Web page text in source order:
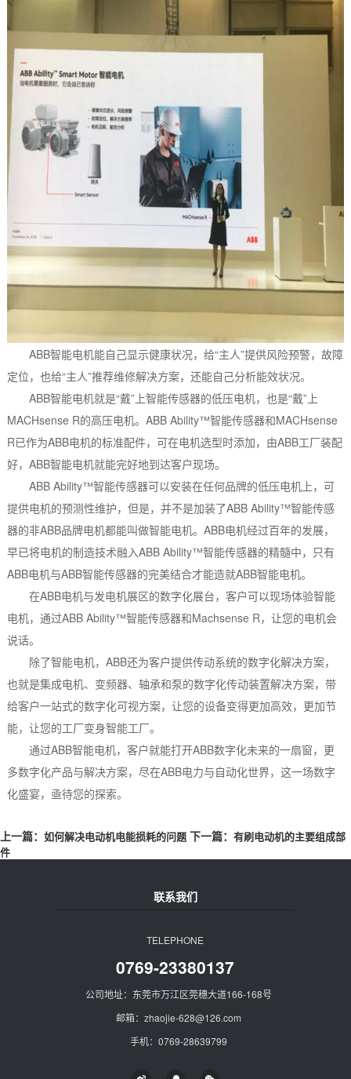
ABB智能电机能自己显示健康状况，给“主人”提供风险预警，故障
定位，也给“主人”推荐维修解决方案，还能自己分析能效状况。
ABB智能电机就是“戴”上智能传感器的低压电机，也是“戴”上
MACHsense R的高压电机。ABB Ability™智能传感器和MACHsense
R已作为ABB电机的标准配件，可在电机选型时添加，由ABB工厂装配
好，ABB智能电机就能完好地到达客户现场。
ABB Ability™智能传感器可以安装在任何品牌的低压电机上，可
提供电机的预测性维护，但是，并不是加装了ABB Ability™智能传感
器的非ABB品牌电机都能叫做智能电机。ABB电机经过百年的发展，
早已将电机的制造技术融入ABB Ability™智能传感器的精髓中，只有
ABB电机与ABB智能传感器的完美结合才能造就ABB智能电机。
在ABB电机与发电机展区的数字化展台，客户可以现场体验智能
电机，通过ABB Ability™智能传感器和Machsense R，让您的电机会
说话。
除了智能电机，ABB还为客户提供传动系统的数字化解决方案，
也就是集成电机、变频器、轴承和泵的数字化传动装置解决方案，带
给客户一站式的数字化可视方案，让您的设备变得更加高效，更加节
能，让您的工厂变身智能工厂。
通过ABB智能电机，客户就能打开ABB数字化未来的一扇窗，更
多数字化产品与解决方案，尽在ABB电力与自动化世界，这一场数字
化盛宴，亟待您的探索。
上一篇： 如何解决电动机电能损耗的问题 下一篇： 有刷电动机的主要组成部
件
联系我们
TELEPHONE
0769-23380137
公司地址：东莞市万江区莞穗大道166-168号
邮箱：zhaojie-628@126.com
手机：0769-28639799